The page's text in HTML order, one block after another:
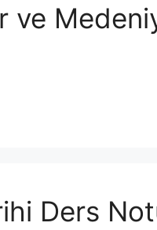
ve
Ders